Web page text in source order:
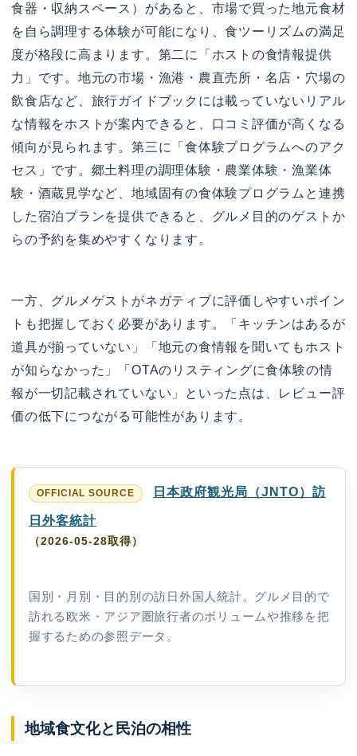
食器・収納スペース）があると、市場で買った地元食材
を自ら調理する体験が可能になり、食ツーリズムの満足
度が格段に高まります。第二に「ホストの食情報提供
力」です。地元の市場・漁港・農直売所・名店・穴場の
飲食店など、旅行ガイドブックには載っていないリアル
な情報をホストが案内できると、口コミ評価が高くなる
傾向が見られます。第三に「食体験プログラムへのアク
セス」です。郷土料理の調理体験・農業体験・漁業体
験・酒蔵見学など、地域固有の食体験プログラムと連携
した宿泊プランを提供できると、グルメ目的のゲストか
らの予約を集めやすくなります。
一方、グルメゲストがネガティブに評価しやすいポイン
トも把握しておく必要があります。「キッチンはあるが
道具が揃っていない」「地元の食情報を聞いてもホスト
が知らなかった」「OTAのリスティングに食体験の情
報が一切記載されていない」といった点は、レビュー評
価の低下につながる可能性があります。
日本政府観光局（JNTO）訪
日外客統計
（2026-05-28取得）
国別・月別・目的別の訪日外国人統計。グルメ目的で
訪れる欧米・アジア圏旅行者のボリュームや推移を把
握するための参照データ。
地域食文化と民泊の相性